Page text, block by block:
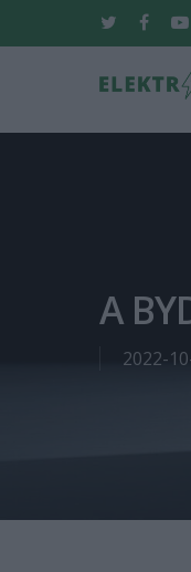
to
twitter facebook
A
2022-